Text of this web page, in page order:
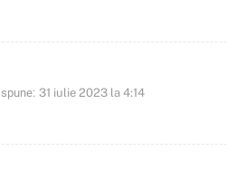
spune: 31 iulie 2023 la 4:14